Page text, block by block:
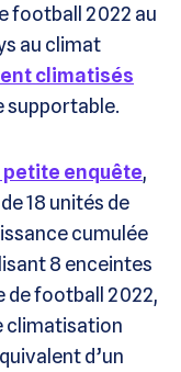
football 2022 au
au climat
climatisés
supportable.
petite enquête,
18 unités de
cumulée
8 enceintes
de football 2022,
climatisation
d’un